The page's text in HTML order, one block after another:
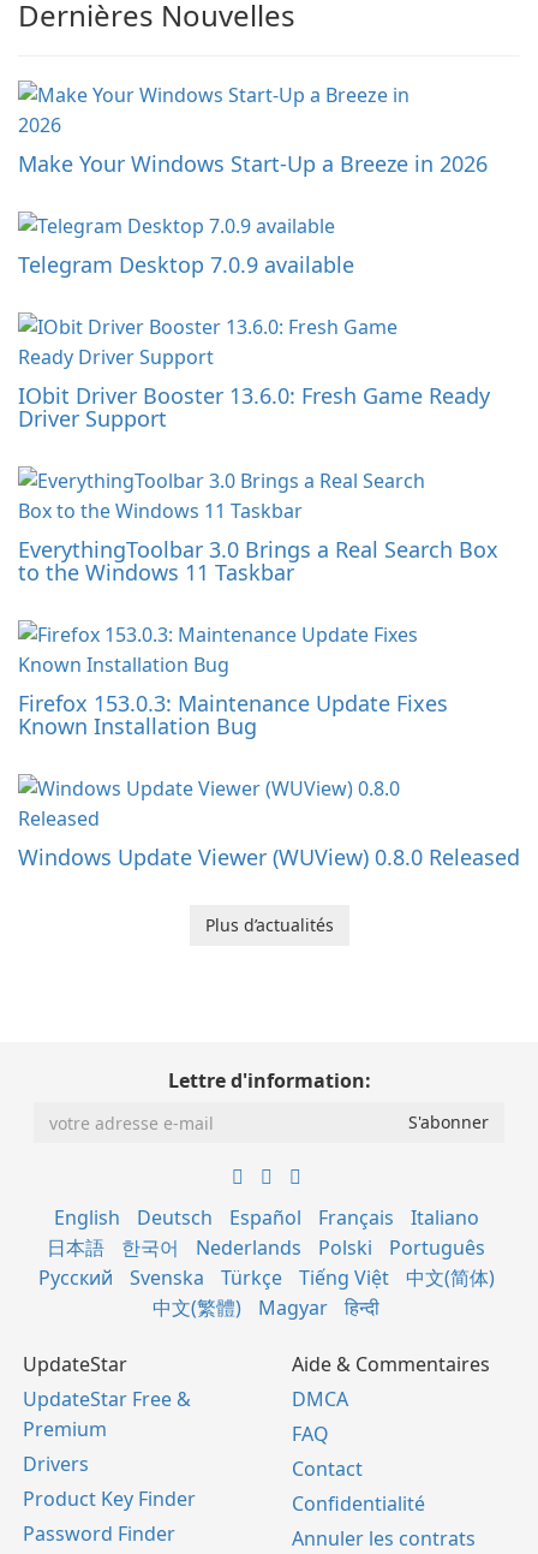
Dernières Nouvelles
Make Your Windows Start-Up a Breeze in 2026
Telegram Desktop 7.0.9 available
IObit Driver Booster 13.6.0: Fresh Game Ready
Driver Support
EverythingToolbar 3.0 Brings a Real Search Box
to the Windows 11 Taskbar
Firefox 153.0.3: Maintenance Update Fixes
Known Installation Bug
Windows Update Viewer (WUView) 0.8.0 Released
Plus d’actualités
Lettre d'information:
English Deutsch Español Français
Italiano
日本語
한국어 Nederlands Polski
Português
Русский
Svenska Türkçe Tiếng Việt
中文(简体)
中文(繁體)
Magyar हिन्दी
UpdateStar
UpdateStar Free &
Premium
Drivers
Product Key Finder
Password Finder
Aide & Commentaires
DMCA
FAQ
Contact
Confidentialité
Annuler les contrats